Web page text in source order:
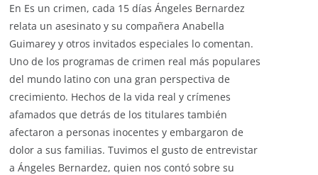
En Es un crimen, cada 15 días Ángeles Bernardez
relata un asesinato y su compañera Anabella
Guimarey y otros invitados especiales lo comentan.
Uno de los programas de crimen real más populares
del mundo latino con una gran perspectiva de
crecimiento. Hechos de la vida real y crímenes
afamados que detrás de los titulares también
afectaron a personas inocentes y embargaron de
dolor a sus familias. Tuvimos el gusto de entrevistar
a Ángeles Bernardez, quien nos contó sobre su